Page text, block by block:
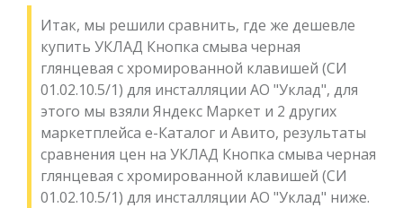
Итак, мы решили сравнить, где же дешевле
купить УКЛАД Кнопка смыва черная
глянцевая с хромированной клавишей (СИ
01.02.10.5/1) для инсталляции АО "Уклад", для
этого мы взяли Яндекс Маркет и 2 других
маркетплейса е-Каталог и Авито, результаты
сравнения цен на УКЛАД Кнопка смыва черная
глянцевая с хромированной клавишей (СИ
01.02.10.5/1) для инсталляции АО "Уклад" ниже.